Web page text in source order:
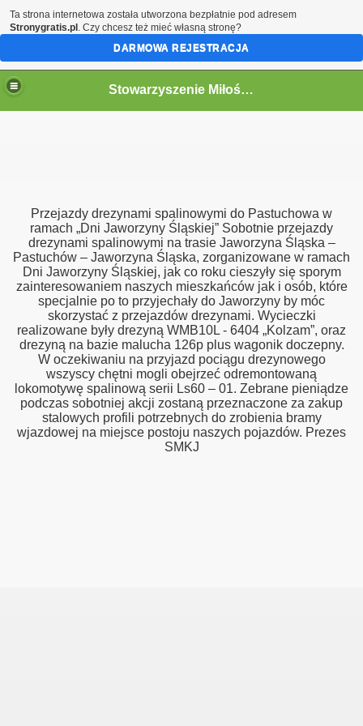
Stowarzyszenie Miłośników Kolei w Jaworzynie Śląskiej.
Przejazdy drezynami spalinowymi do Pastuchowa w
ramach „Dni Jaworzyny Śląskiej” Sobotnie przejazdy
drezynami spalinowymi na trasie Jaworzyna Śląska –
Pastuchów – Jaworzyna Śląska, zorganizowane w ramach
Dni Jaworzyny Śląskiej, jak co roku cieszyły się sporym
zainteresowaniem naszych mieszkańców jak i osób, które
specjalnie po to przyjechały do Jaworzyny by móc
skorzystać z przejazdów drezynami. Wycieczki
realizowane były drezyną WMB10L - 6404 „Kolzam”, oraz
drezyną na bazie malucha 126p plus wagonik doczepny.
W oczekiwaniu na przyjazd pociągu drezynowego
wszyscy chętni mogli obejrzeć odremontowaną
lokomotywę spalinową serii Ls60 – 01. Zebrane pieniądze
podczas sobotniej akcji zostaną przeznaczone za zakup
stalowych profili potrzebnych do zrobienia bramy
wjazdowej na miejsce postoju naszych pojazdów. Prezes
SMKJ
13-14.09.2014r
2014r. „
"Historia i Współczesność"
dawnej magistrali kolejowej Berlin - Wrocław w
Ta strona internetowa została utworzona bezpłatnie pod adresem
Stronygratis.pl . Czy chcesz też mieć własną stronę?
DARMOWA REJESTRACJA